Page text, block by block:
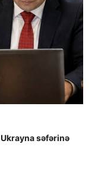
səfərinə